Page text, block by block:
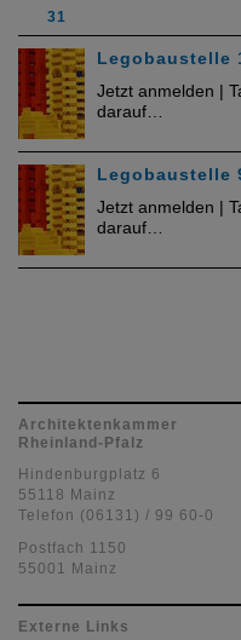
31
Legobaustelle
Jetzt anmelden |
darauf…
Legobaustelle
Jetzt anmelden |
darauf…
Architektenkammer
Rheinland-Pfalz
Hindenburgplatz 6
55118 Mainz
Telefon (06131) / 99 60-0
Postfach 1150
55001 Mainz
Externe Links